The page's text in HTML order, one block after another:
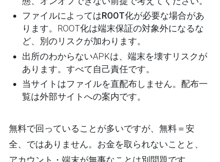
ファイルによってはROOT化が必要な場合があ
ります。ROOT化は端末保証の対象外になるな
ど、別のリスクが加わります。
出所のわからないAPKは、端末を壊すリスクが
あります。すべて自己責任です。
当サイトはファイルを直配布しません。配布一
覧は外部サイトへの案内です。
無料で回っていることが多いですが、 無料＝安
全、ではありません。お金を取られないことと、
アカウント・端末が無事なことは別問題です。